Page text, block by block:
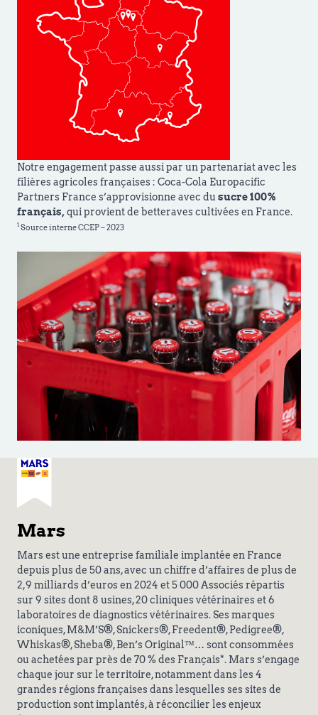
Notre engagement passe aussi par un partenariat avec les
filières agricoles françaises : Coca-Cola Europacific
Partners France s’approvisionne avec du sucre 100%
français, qui provient de betteraves cultivées en France.
1 Source interne CCEP – 2023
Mars
Mars est une entreprise familiale implantée en France
depuis plus de 50 ans, avec un chiffre d’affaires de plus de
2,9 milliards d’euros en 2024 et 5 000 Associés répartis
sur 9 sites dont 8 usines, 20 cliniques vétérinaires et 6
laboratoires de diagnostics vétérinaires. Ses marques
iconiques, M&M’S®, Snickers®, Freedent®, Pedigree®,
Whiskas®, Sheba®, Ben’s Original™… sont consommées
ou achetées par près de 70 % des Français*. Mars s’engage
chaque jour sur le territoire, notamment dans les 4
grandes régions françaises dans lesquelles ses sites de
production sont implantés, à réconcilier les enjeux